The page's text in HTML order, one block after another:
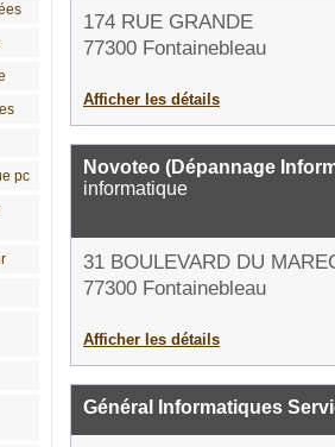
pc
174 RUE GRANDE
77300 Fontainebleau
Afficher les détails
Novoteo (Dépannage
informatique
31 BOULEVARD DU
77300 Fontainebleau
Afficher les détails
Général Informatiques